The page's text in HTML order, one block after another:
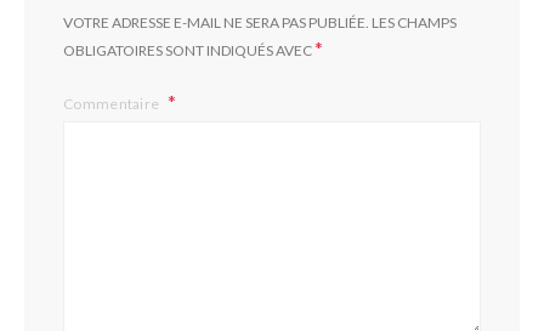
VOTRE ADRESSE E-MAIL NE SERA PAS PUBLIÉE. LES CHAMPS
OBLIGATOIRES SONT INDIQUÉS AVEC*
Commentaire